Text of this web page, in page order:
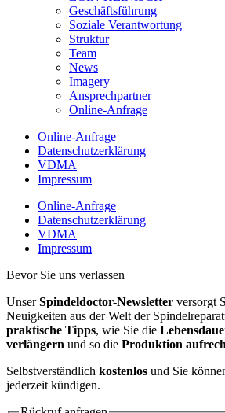
Geschäftsführung
Soziale Verantwortung
Struktur
Team
News
Imagery
Ansprechpartner
Online-Anfrage
Online-Anfrage
Datenschutzerklärung
VDMA
Impressum
Online-Anfrage
Datenschutzerklärung
VDMA
Impressum
Bevor Sie uns verlassen
UnserSpindeldoctor-Newsletter versorgt
Neuigkeiten aus der Welt der
praktische Tipps, wie Sie die
verlängern und so die Produktion
Selbstverständlich kostenlos und Sie
jederzeit kündigen.